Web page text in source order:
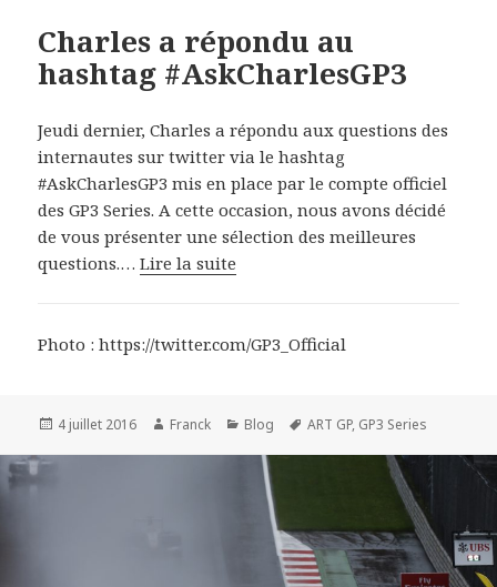
Charles a répondu au
hashtag #AskCharlesGP3
Jeudi dernier, Charles a répondu aux questions des
internautes sur twitter via le hashtag
#AskCharlesGP3 mis en place par le compte officiel
des GP3 Series. A cette occasion, nous avons décidé
de vous présenter une sélection des meilleures
questions.…Lire la suite
Photo : https://twitter.com/GP3_Official
Publié
4 juillet 2016 Auteur
Franck Catégories
Blog
Mots-
ART GP, GP3 Series